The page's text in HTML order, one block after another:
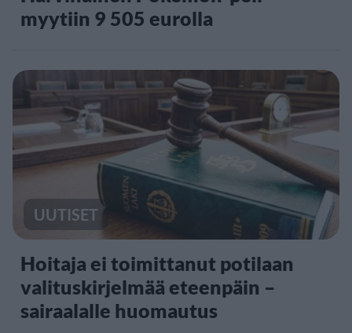
myytiin 9 505 eurolla
UUTISET
Hoitaja ei toimittanut potilaan
valituskirjelmää eteenpäin –
sairaalalle huomautus